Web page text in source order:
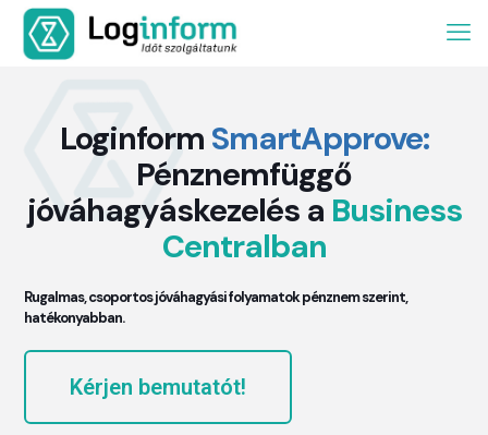
Loginform SmartApprove:
Pénznemfüggő
jóváhagyáskezelés a Business
Centralban
Rugalmas, csoportos jóváhagyási folyamatok pénznem szerint,
hatékonyabban.
Kérjen bemutatót!